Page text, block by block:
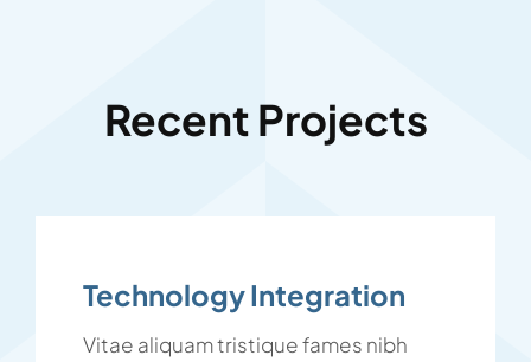
Recent Projects
Technology Integration
Vitae aliquam tristique fames nibh